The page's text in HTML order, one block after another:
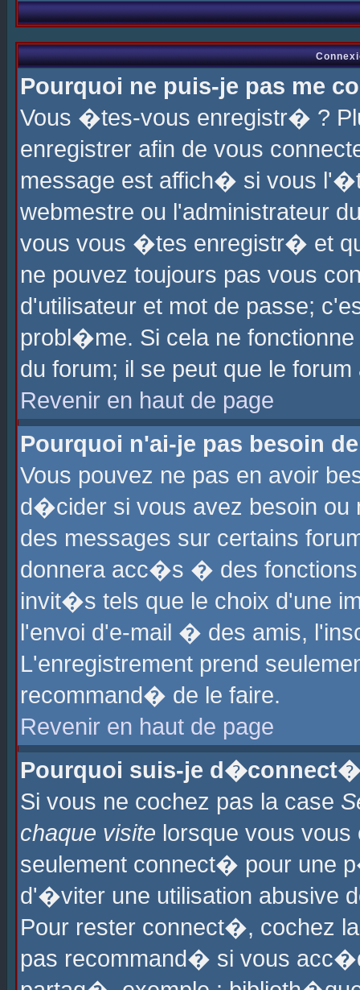
Pourquoi ne puis-je pas me
Vous �tes-vous enregistr� ?
enregistrer afin de vous
message est affich� si vous
webmestre ou l'administrateur
vous vous �tes enregistr� et
ne pouvez toujours pas vous
d'utilisateur et mot de passe;
probl�me. Si cela ne
du forum; il se peut que le
Revenir en haut de page
Pourquoi n'ai-je pas besoin
Vous pouvez ne pas en avoir
d�cider si vous avez besoin ou
des messages sur certains
donnera acc�s � des fonctions
invit�s tels que le choix d'une
l'envoi d'e-mail � des amis,
L'enregistrement prend
recommand� de le faire.
Revenir en haut de page
Pourquoi suis-je
Si vous ne cochez pas la case
chaque visite lorsque vous
seulement connect� pour une
d'�viter une utilisation abusive
Pour rester connect�, cochez
pas recommand� si vous